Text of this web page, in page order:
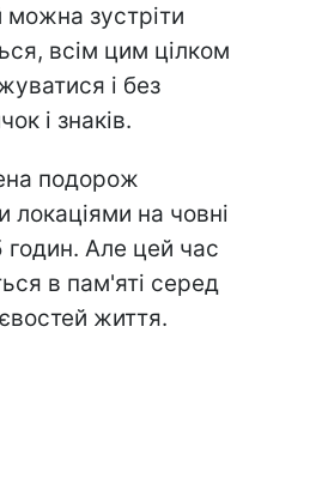
можна зустріти
всім цим цілком
і без
і знаків.
подорож
локаціями на човні
годин. Але цей час
в пам'яті серед
життя.